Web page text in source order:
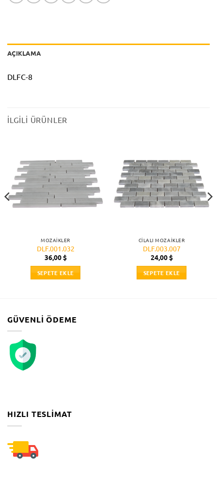
AÇIKLAMA
DLFC-8
İLGILI ÜRÜNLER
MOZAIKLER
DLF.001.032
36,00$
SEPETE EKLE
CILALI MOZAIKLER
DLF.003.007
24,00$
SEPETE EKLE
GÜVENLI ÖDEME
HIZLI TESLIMAT